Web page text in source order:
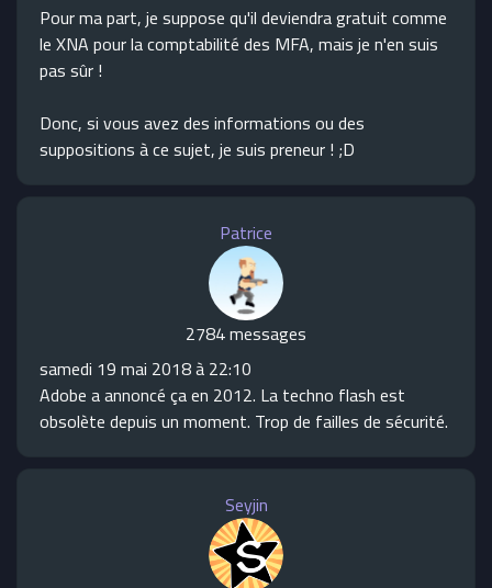
Pour ma part, je suppose qu'il deviendra gratuit comme
le XNA pour la comptabilité des MFA, mais je n'en suis
pas sûr !
Donc, si vous avez des informations ou des
suppositions à ce sujet, je suis preneur ! ;D
Patrice
2784 messages
samedi 19 mai 2018 à 22:10
Adobe a annoncé ça en 2012. La techno flash est
obsolète depuis un moment. Trop de failles de sécurité.
Seyjin